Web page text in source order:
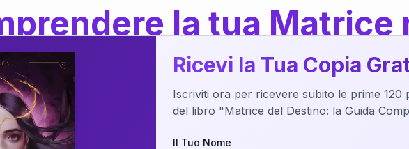
la tua Matrice
dettaglio?
della tua Matrice del Destino attraverso una nostra
o studiando attraverso il manuale completo.
del Libro
Ricevi la Tua Copia
Iscriviti ora per ricevere subito le prime 120
del libro "Matrice del Destino: la Guida
Il Tuo Nome